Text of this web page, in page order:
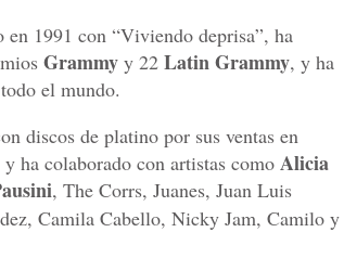
1991 con “Viviendo deprisa”, ha
Grammy y 22 Latin Grammy, y ha
el mundo.
discos de platino por sus ventas en
ha colaborado con artistas como Alicia
, The Corrs, Juanes, Juan Luis
Camila Cabello, Nicky Jam, Camilo y